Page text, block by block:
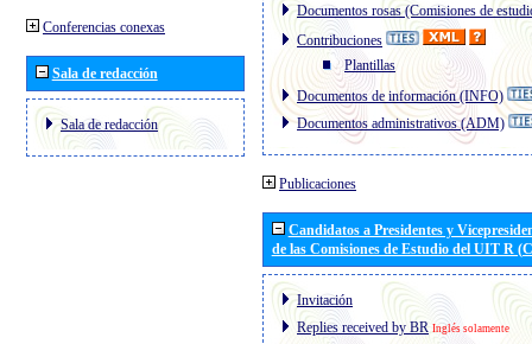
Conferencias conexas
Sala de redacción
Sala de redacción
Documentos rosas (Comisiones de
Contribuciones
Plantillas
Documentos de información (INFO)
Documentos administrativos (ADM)
Publicaciones
Candidatos a Presidentes y
de las Comisiones de Estudio del UIT R
Invitación
Replies received by BR Inglés solamente